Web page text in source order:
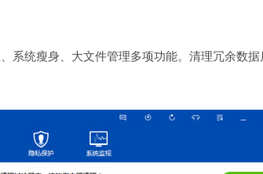
系统瘦身、大文件管理多项功能。清理冗余数据